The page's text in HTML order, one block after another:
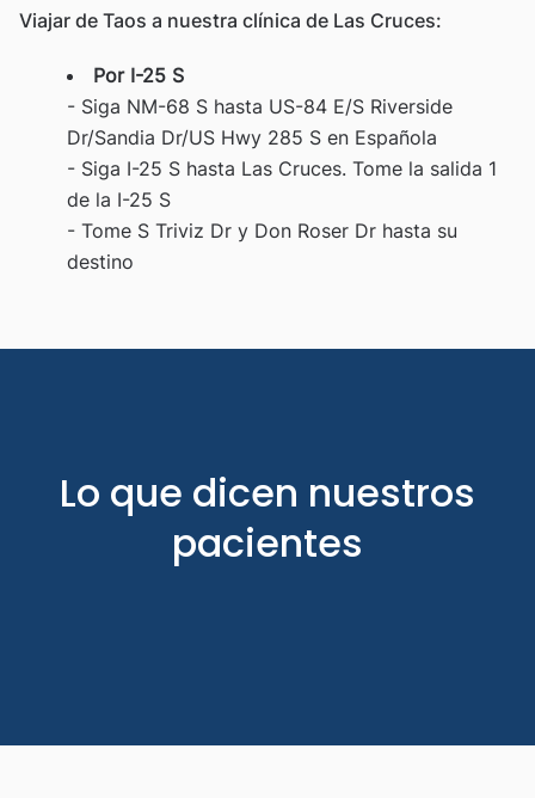
Viajar de Taos a nuestra clínica de Las Cruces:
Por I-25 S
- Siga NM-68 S hasta US-84 E/S Riverside
Dr/Sandia Dr/US Hwy 285 S en Española
- Siga I-25 S hasta Las Cruces. Tome la salida 1
de la I-25 S
- Tome S Triviz Dr y Don Roser Dr hasta su
destino
Lo que dicen nuestros
pacientes